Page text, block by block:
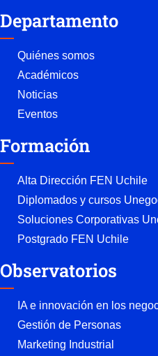
Departamento
Quiénes somos
Académicos
Noticias
Eventos
Formación
Alta Dirección FEN Uchile
Diplomados y cursos
Soluciones Corporativas
Postgrado FEN Uchile
Observatorios
IA e innovación en los
Gestión de Personas
Marketing Industrial